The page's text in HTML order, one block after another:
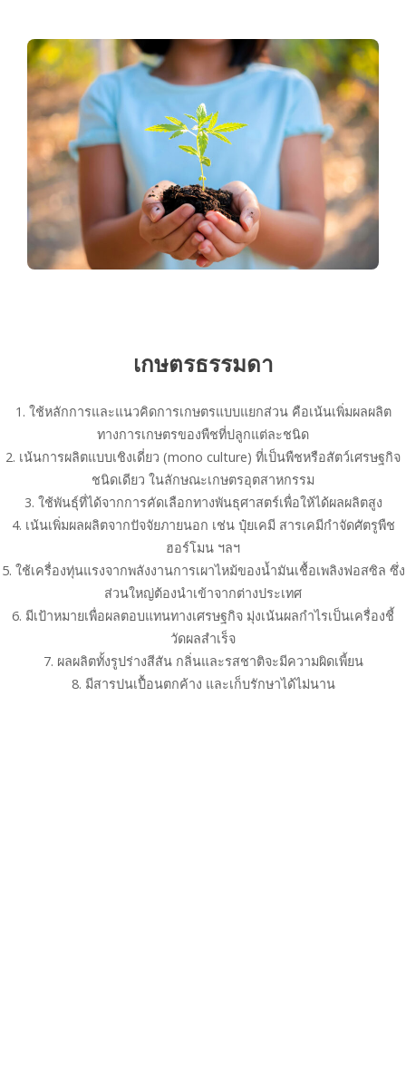
เกษตรธรรมดา
1. ใช้หลักการและแนวคิดการเกษตรแบบแยกส่วน คือเน้นเพิ่มผลผลิต
ทางการเกษตรของพืชที่ปลูกแต่ละชนิด
2. เน้นการผลิตแบบเชิงเดี่ยว (mono culture) ที่เป็นพืชหรือสัตว์เศรษฐกิจ
ชนิดเดียว ในลักษณะเกษตรอุตสาหกรรม
3. ใช้พันธุ์ที่ได้จากการคัดเลือกทางพันธุศาสตร์เพื่อให้ได้ผลผลิตสูง
4. เน้นเพิ่มผลผลิตจากปัจจัยภายนอก เช่น ปุ๋ยเคมี สารเคมีกำจัดศัตรูพืช
ฮอร์โมน ฯลฯ
5. ใช้เครื่องทุ่นแรงจากพลังงานการเผาไหม้ของน้ำมันเชื้อเพลิงฟอสซิล ซึ่ง
ส่วนใหญ่ต้องนำเข้าจากต่างประเทศ
6. มีเป้าหมายเพื่อผลตอบแทนทางเศรษฐกิจ มุ่งเน้นผลกำไรเป็นเครื่องชี้
วัดผลสำเร็จ
7. ผลผลิตทั้งรูปร่างสีสัน กลิ่นและรสชาติจะมีความผิดเพี้ยน
8. มีสารปนเปื้อนตกค้าง และเก็บรักษาได้ไม่นาน